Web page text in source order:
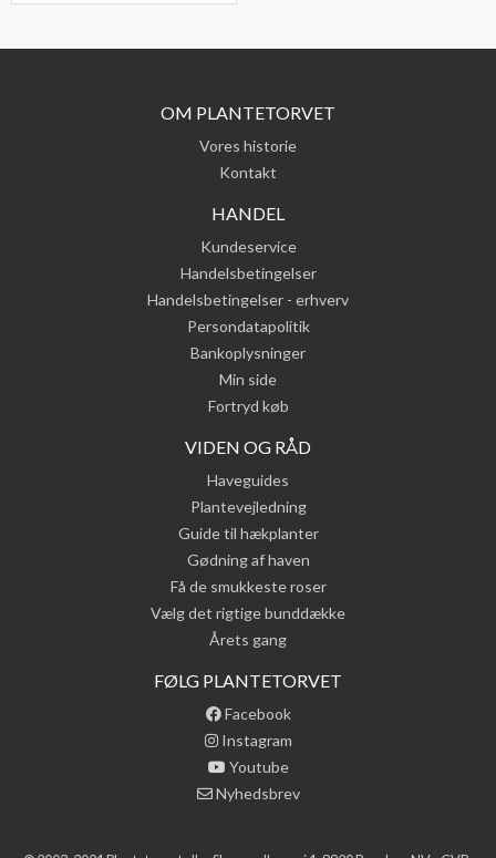
OM PLANTETORVET
Vores historie
Kontakt
HANDEL
Kundeservice
Handelsbetingelser
Handelsbetingelser - erhverv
Persondatapolitik
Bankoplysninger
Min side
Fortryd køb
VIDEN OG RÅD
Haveguides
Plantevejledning
Guide til hækplanter
Gødning af haven
Få de smukkeste roser
Vælg det rigtige bunddække
Årets gang
FØLG PLANTETORVET
Facebook
Instagram
Youtube
Nyhedsbrev